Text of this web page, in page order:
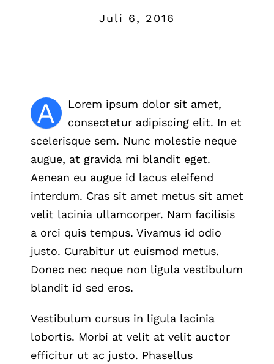
Juli 6, 2016
A
Lorem ipsum dolor sit amet,
consectetur adipiscing elit. In et
scelerisque sem. Nunc molestie neque
augue, at gravida mi blandit eget.
Aenean eu augue id lacus eleifend
interdum. Cras sit amet metus sit amet
velit lacinia ullamcorper. Nam facilisis
a orci quis tempus. Vivamus id odio
justo. Curabitur ut euismod metus.
Donec nec neque non ligula vestibulum
blandit id sed eros.
Vestibulum cursus in ligula lacinia
lobortis. Morbi at velit at velit auctor
efficitur ut ac justo. Phasellus